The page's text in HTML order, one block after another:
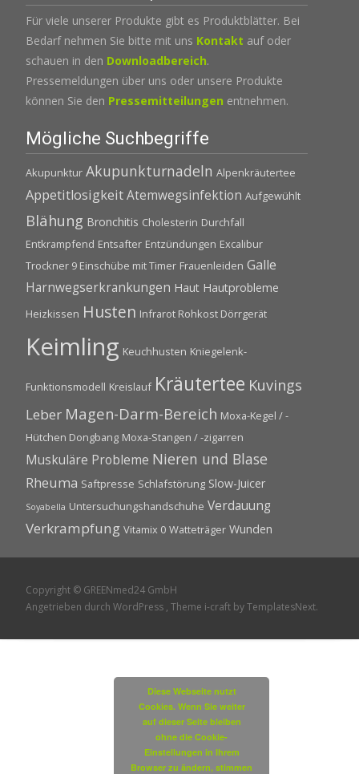
Für viele unserer Produkte gibt es Produktblätter. Bei
Bedarf nehmen Sie bitte mit uns Kontakt auf oder
schauen in den Downloadbereich.
Pressemeldungen über uns oder unsere Produkte
können Sie den Pressemitteilungen entnehmen.
Mögliche Suchbegriffe
Akupunktur Akupunkturnadeln Alpenkräutertee
AppetitlosigkeitAtemwegsinfektion Aufgewühlt
Blähung Bronchitis Cholesterin Durchfall
Entkrampfend Entsafter Entzündungen Excalibur
Trockner 9 Einschübe mit Timer Frauenleiden Galle
Harnwegserkrankungen Haut Hautprobleme
Heizkissen Husten Infrarot Rohkost Dörrgerät
Keimling Keuchhusten Kniegelenk-
Funktionsmodell Kreislauf Kräutertee Kuvings
Leber Magen-Darm-Bereich Moxa-Kegel / -
Hütchen Dongbang Moxa-Stangen / -zigarren
Muskuläre Probleme Nieren und Blase
Rheuma Saftpresse Schlafstörung Slow-Juicer
Soyabella Untersuchungshandschuhe Verdauung
Verkrampfung Vitamix 0 Watteträger Wunden
Copyright © GREENmed24 GmbH
Angetrieben durch WordPress , Theme i-craft by TemplatesNext.
Diese Webseite nutzt
Cookies. Wenn Sie weiter
auf dieser Seite bleiben
ohne die Cookie-
Einstellungen in Ihrem
Browser zu ändern, stimmen